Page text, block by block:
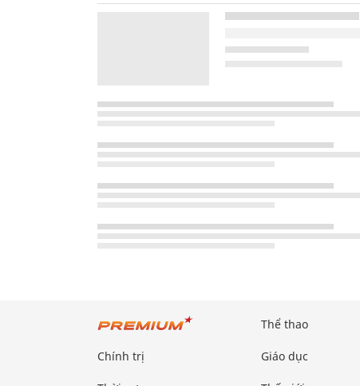
Chính trị
Thể thao
Giáo dục